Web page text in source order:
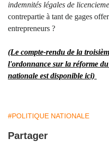
indemnités légales de
contrepartie à tant de gages
entrepreneurs ?
(Le compte-rendu de la
l'ordonnance sur la réforme
nationale est disponible ici)
#POLITIQUE NATIONALE
Partager